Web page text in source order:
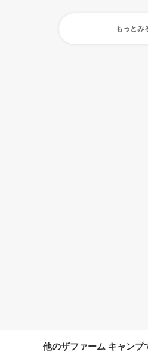
もっとみ
他のザファーム キャンプ